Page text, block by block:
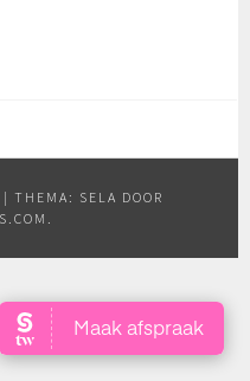
| THEMA: SELA DOOR
.